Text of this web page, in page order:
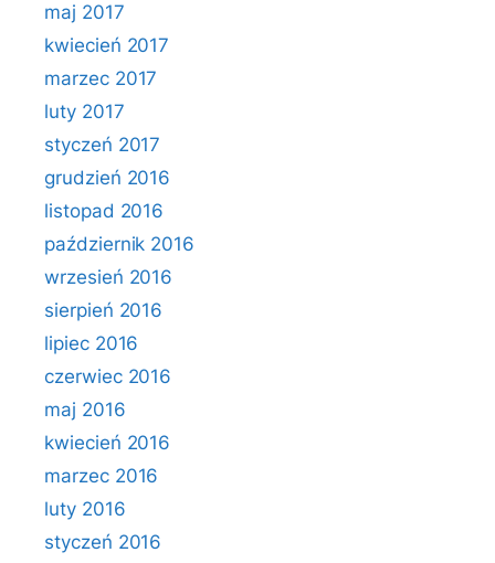
maj 2017
kwiecień 2017
marzec 2017
luty 2017
styczeń 2017
grudzień 2016
listopad 2016
październik 2016
wrzesień 2016
sierpień 2016
lipiec 2016
czerwiec 2016
maj 2016
kwiecień 2016
marzec 2016
luty 2016
styczeń 2016